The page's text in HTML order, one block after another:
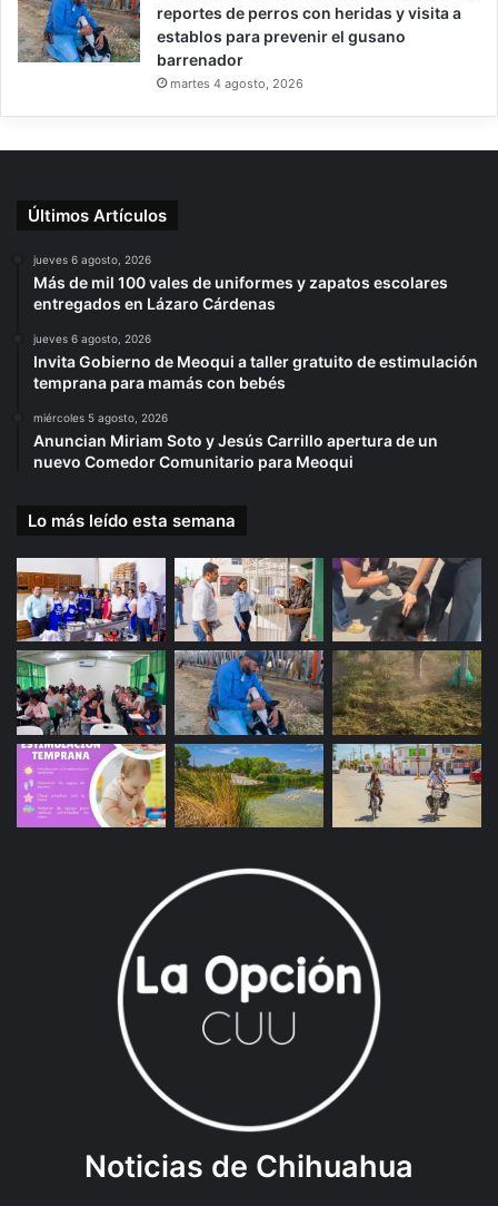
reportes de perros con heridas y visita a
establos para prevenir el gusano
barrenador
martes 4 agosto, 2026
Últimos Artículos
jueves 6 agosto, 2026
Más de mil 100 vales de uniformes y zapatos escolares
entregados en Lázaro Cárdenas
jueves 6 agosto, 2026
Invita Gobierno de Meoqui a taller gratuito de estimulación
temprana para mamás con bebés
miércoles 5 agosto, 2026
Anuncian Miriam Soto y Jesús Carrillo apertura de un
nuevo Comedor Comunitario para Meoqui
Lo más leído esta semana
Noticias de Chihuahua